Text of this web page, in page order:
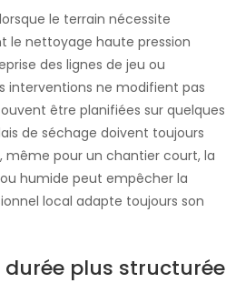
le terrain nécessite
le nettoyage haute pression
des lignes de jeu ou
interventions ne modifient pas
être planifiées sur quelques
de séchage doivent toujours
pour un chantier court, la
humide peut empêcher la
local adapte toujours son
durée plus structurée